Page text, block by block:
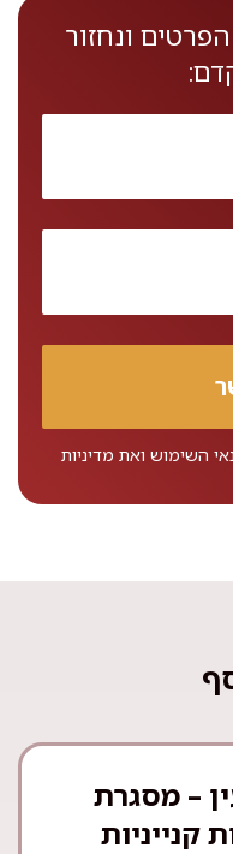
ונחזור
השימוש ואת מדיניות
– מסגרת
קנייניות